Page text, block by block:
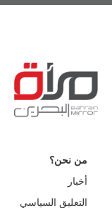
من نحن؟
أخبار
التعليق السياسي